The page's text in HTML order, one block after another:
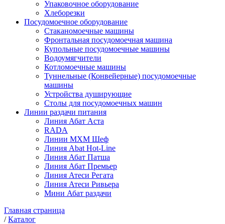
Упаковочное оборудование
Хлеборезки
Посудомоечное оборудование
Стаканомоечные машины
Фронтальная посудомоечная машина
Купольные посудомоечные машины
Водоумягчители
Котломоечные машины
Туннельные (Конвейерные) посудомоечные
машины
Устройства душирующие
Столы для посудомоечных машин
Линии раздачи питания
Линия Абат Аста
RADA
Линии МХМ Шеф
Линия Abat Hot-Line
Линия Абат Патша
Линия Абат Премьер
Линия Атеси Регата
Линия Атеси Ривьера
Мини Абат раздачи
Главная страница
/Каталог